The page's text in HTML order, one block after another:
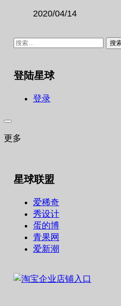
2020/04/14
搜
登陆星球
登录
更多
星球联盟
爱稀奇
秀设计
蛋的博
青果网
爱新潮